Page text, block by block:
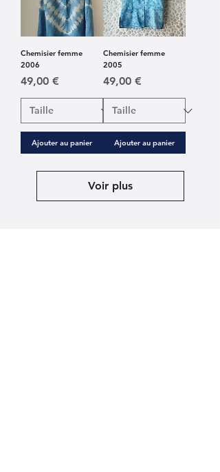
Chemisier femme
2006
Prix
49,00 €
Ajouter au panier
Chemisier femme
2005
Prix
49,00 €
Ajouter au panier
Voir plus